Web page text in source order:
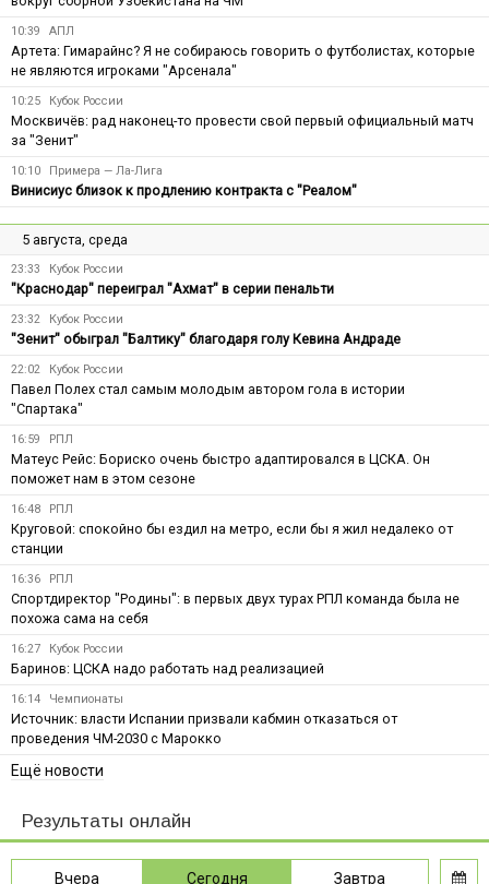
10:39 АПЛ
Артета: Гимарайнс? Я не собираюсь говорить о футболистах, которые
не являются игроками "Арсенала"
10:25 Кубок России
Москвичёв: рад наконец-то провести свой первый официальный матч
за "Зенит"
10:10 Примера — Ла-Лига
Винисиус близок к продлению контракта с "Реалом"
5 августа, среда
23:33 Кубок России
"Краснодар" переиграл "Ахмат" в серии пенальти
23:32 Кубок России
"Зенит" обыграл "Балтику" благодаря голу Кевина Андраде
22:02 Кубок России
Павел Полех стал самым молодым автором гола в истории
"Спартака"
16:59 РПЛ
Матеус Рейс: Бориско очень быстро адаптировался в ЦСКА. Он
поможет нам в этом сезоне
16:48 РПЛ
Круговой: спокойно бы ездил на метро, если бы я жил недалеко от
станции
16:36 РПЛ
Спортдиректор "Родины": в первых двух турах РПЛ команда была не
похожа сама на себя
16:27 Кубок России
Баринов: ЦСКА надо работать над реализацией
16:14 Чемпионаты
Источник: власти Испании призвали кабмин отказаться от
проведения ЧМ-2030 с Марокко
Ещё новости
Результаты онлайн
Вчера Сегодня Завтра